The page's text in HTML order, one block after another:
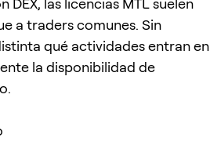
las licencias MTL suelen
a traders comunes. Sin
qué actividades entran en
la disponibilidad de